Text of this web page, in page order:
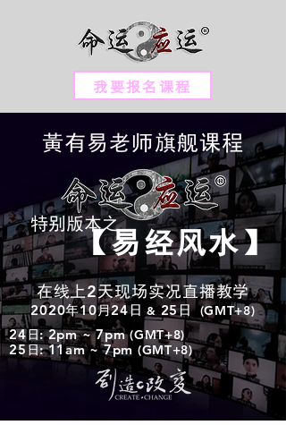
我要报名课程
黃有易老师旗舰课程
【易经风水】
特别版本之
在线上2天现场实况直播教学
2020年10月24日 & 25日 (GMT+8)
24日: 2pm ~ 7pm(GMT+8)
25 日: 11am ~ 7pm (GMT+8)